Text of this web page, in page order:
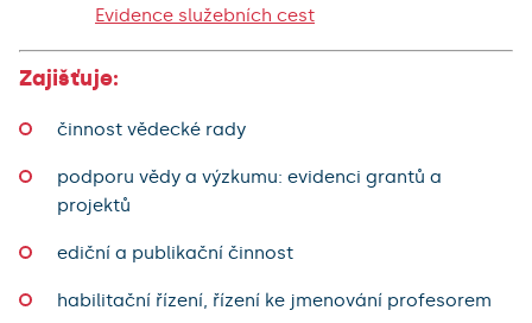
Evidence služebních cest
Zajišťuje:
činnost vědecké rady
podporu vědy a výzkumu: evidenci grantů a
projektů
ediční a publikační činnost
habilitační řízení, řízení ke jmenování profesorem